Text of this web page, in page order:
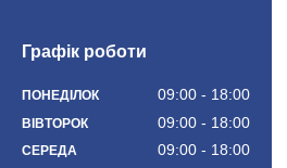
Графік роботи
ПОНЕДІЛОК 09:00 18:00
ВІВТОРОК 09:00 18:00
СЕРЕДА 09:00 18:00